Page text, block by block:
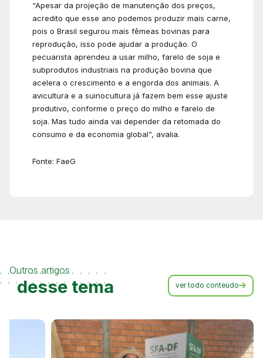
“Apesar da projeção de manutenção dos preços,
acredito que esse ano podemos produzir mais carne,
pois o Brasil segurou mais fêmeas bovinas para
reprodução, isso pode ajudar a produção. O
pecuarista aprendeu a usar milho, farelo de soja e
subprodutos industriais na produção bovina que
acelera o crescimento e a engorda dos animais. A
avicultura e a suinocultura já fazem bem esse ajuste
produtivo, conforme o preço do milho e farelo de
soja. Mas tudo ainda vai depender da retomada do
consumo e da economia global”, avalia.
Fonte: FaeG
Outros artigos
desse tema ver todo conteúdo